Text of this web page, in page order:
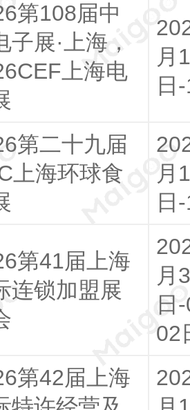
第108届中
子展·上海，
上海电
月
日
第二十九届
上海环球食
月
日
第41届上海
连锁加盟展
月
日
02
第42届上海